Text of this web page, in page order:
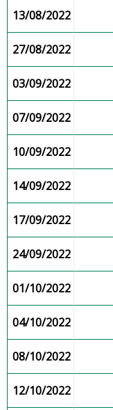
13/08/2022
27/08/2022
03/09/2022
07/09/2022
10/09/2022
14/09/2022
17/09/2022
24/09/2022
01/10/2022
04/10/2022
08/10/2022
12/10/2022